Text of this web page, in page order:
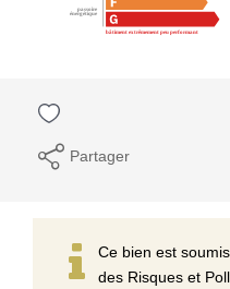
Partager
Ce bien est
des Risques et